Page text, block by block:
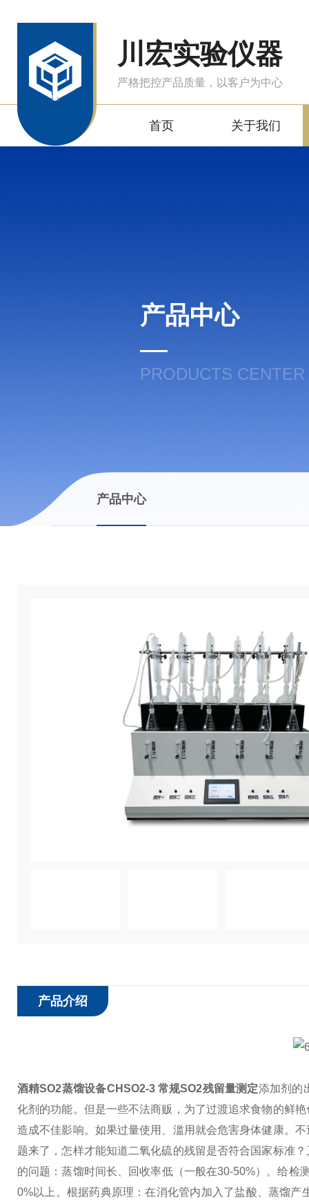
川宏实验仪器
严格把控产品质量，以客户为中心
首页 关于我们
产品中心
PRODUCTS CENTER
产品中心
产品介绍
酒精SO2蒸馏设备CHSO2-3 常规SO2残留量测定添加剂的
化剂的功能。但是一些不法商贩，为了过渡追求食物的鲜
造成不佳影响。如果过量使用、滥用就会危害身体健康。
题来了，怎样才能知道二氧化硫的残留是否符合国家标准
的问题：蒸馏时间长、回收率低（一般在30-50%）。给
0%以上。根据药典原理：在消化管内加入了盐酸、蒸馏